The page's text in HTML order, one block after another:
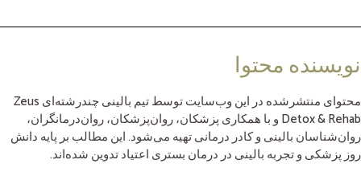
نویسنده محتوا
محتوای منتشرشده در این وب‌سایت توسط تیم بالینی چندرشته‌ای Zeus
Detox & Rehab و با همکاری پزشکان، روان‌پزشکان، روان‌درمانگران،
روان‌شناسان بالینی و کادر درمانی تهیه می‌شود. این مطالب بر پایه دانش
روز پزشکی و تجربه بالینی در درمان بستری اعتیاد تدوین شده‌اند.